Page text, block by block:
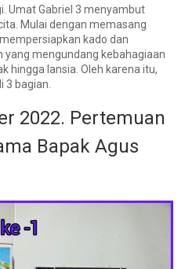
Umat Gabriel 3 menyambut
Mulai dengan memasang
kado dan
mengundang kebahagiaan
hingga lansia. Oleh karena itu,
3 bagian.
2022. Pertemuan
Bapak Agus